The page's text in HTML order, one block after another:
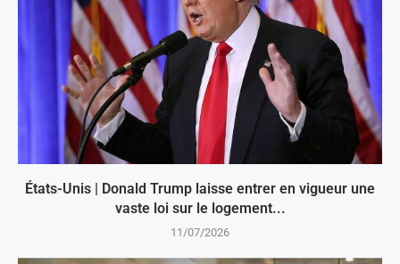
États-Unis | Donald Trump laisse entrer en vigueur une
vaste loi sur le logement...
11/07/2026